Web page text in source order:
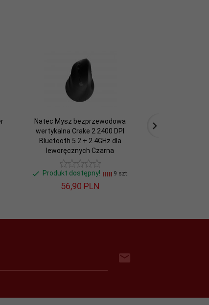
Natec Mysz bezprzewodowa
wertykalna Crake 2 2400 DPI
Bluetooth 5.2 + 2.4GHz dla
leworęcznych Czarna
Produkt dostępny! 9 szt.
56,90 PLN